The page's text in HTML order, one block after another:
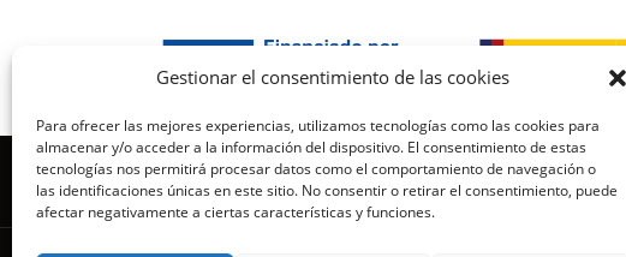
Gestionar el consentimiento de las cookies
Para ofrecer las mejores experiencias, utilizamos tecnologías como las cookies para
almacenar y/o acceder a la información del dispositivo. El consentimiento de estas
tecnologías nos permitirá procesar datos como el comportamiento de navegación o
las identificaciones únicas en este sitio. No consentir o retirar el consentimiento, puede
afectar negativamente a ciertas características y funciones.
Política de Privacidad•